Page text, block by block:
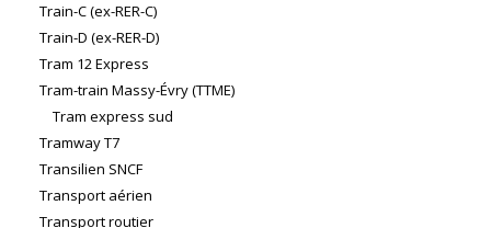
Train-C (ex-RER-C)
Train-D (ex-RER-D)
Tram 12 Express
Tram-train Massy-Évry (TTME)
Tram express sud
Tramway T7
Transilien SNCF
Transport aérien
Transport routier